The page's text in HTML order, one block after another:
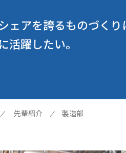
ェアを誇るものづくり
活躍したい。
先輩紹介 製造部